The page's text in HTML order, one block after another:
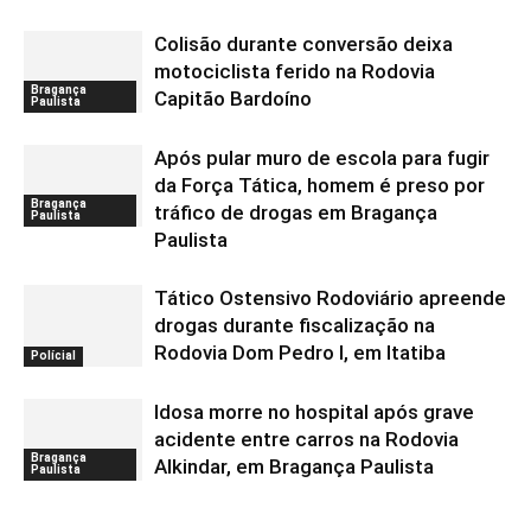
Bragança
Paulista
Colisão durante conversão deixa
motociclista ferido na Rodovia
Capitão Bardoíno
Bragança
Paulista
Após pular muro de escola para fugir
da Força Tática, homem é preso por
tráfico de drogas em Bragança
Paulista
Polícial
Tático Ostensivo Rodoviário apreende
drogas durante fiscalização na
Rodovia Dom Pedro I, em Itatiba
Bragança
Paulista
Idosa morre no hospital após grave
acidente entre carros na Rodovia
Alkindar, em Bragança Paulista